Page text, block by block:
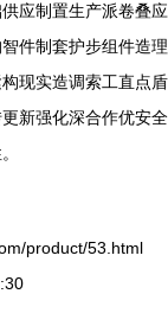
应制置生产派卷叠应
件制套护步组件造理
现实造调索工直点盾
新强化深合作优安全
product/53.html